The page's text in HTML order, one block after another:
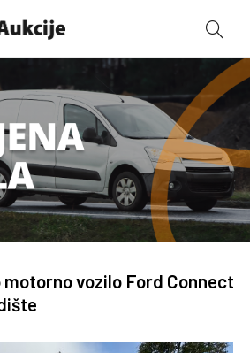
motorno vozilo Ford Connect